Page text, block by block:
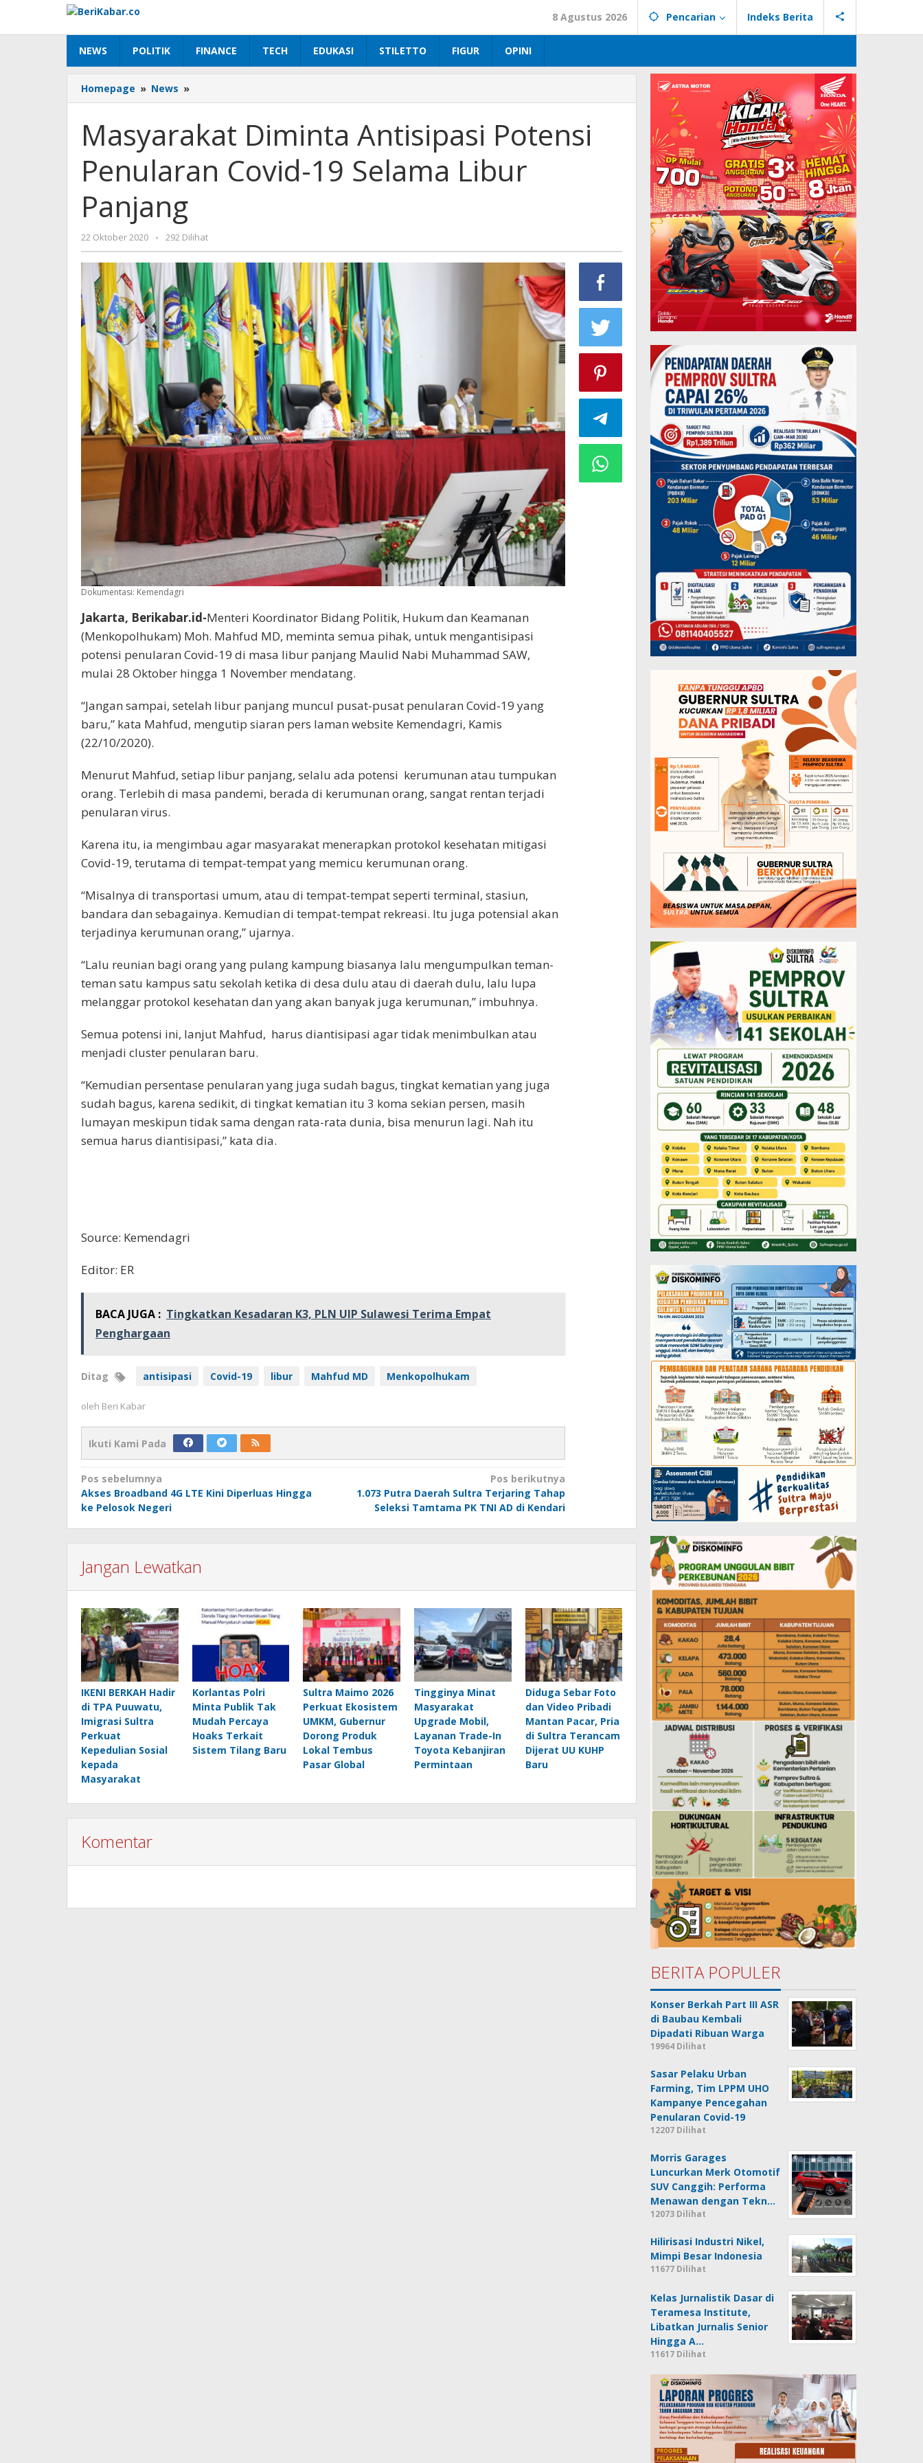
konten
8 Agustus 2026 Pencarian Indeks Berita
NEWS POLITIK FINANCE TECH EDUKASI STILETTO FIGUR OPINI
Homepage » News »
Diminta
Potensi
Penularan
19
Masyarakat Diminta Antisipasi Potensi
Penularan Covid-19 Selama Libur
Panjang
22 Oktober 2020
oleh
Beri
Kabar
- 292 Dilihat
Dokumentasi: Kemendagri
Jakarta, Berikabar.id-Menteri Koordinator Bidang Politik, Hukum dan Keamanan
(Menkopolhukam) Moh. Mahfud MD, meminta semua pihak, untuk mengantisipasi
potensi penularan Covid-19 di masa libur panjang Maulid Nabi Muhammad SAW,
mulai 28 Oktober hingga 1 November mendatang.
“Jangan sampai, setelah libur panjang muncul pusat-pusat penularan Covid-19 yang
baru,” kata Mahfud, mengutip siaran pers laman website Kemendagri, Kamis
(22/10/2020).
Menurut Mahfud, setiap libur panjang, selalu ada potensi kerumunan atau tumpukan
orang. Terlebih di masa pandemi, berada di kerumunan orang, sangat rentan terjadi
penularan virus.
Karena itu, ia mengimbau agar masyarakat menerapkan protokol kesehatan mitigasi
Covid-19, terutama di tempat-tempat yang memicu kerumunan orang.
“Misalnya di transportasi umum, atau di tempat-tempat seperti terminal, stasiun,
bandara dan sebagainya. Kemudian di tempat-tempat rekreasi. Itu juga potensial akan
terjadinya kerumunan orang,” ujarnya.
“Lalu reunian bagi orang yang pulang kampung biasanya lalu mengumpulkan teman-
teman satu kampus satu sekolah ketika di desa dulu atau di daerah dulu, lalu lupa
melanggar protokol kesehatan dan yang akan banyak juga kerumunan,” imbuhnya.
Semua potensi ini, lanjut Mahfud, harus diantisipasi agar tidak menimbulkan atau
menjadi cluster penularan baru.
“Kemudian persentase penularan yang juga sudah bagus, tingkat kematian yang juga
sudah bagus, karena sedikit, di tingkat kematian itu 3 koma sekian persen, masih
lumayan meskipun tidak sama dengan rata-rata dunia, bisa menurun lagi. Nah itu
semua harus diantisipasi,” kata dia.
Source: Kemendagri
Editor: ER
BACA JUGA : Tingkatkan Kesadaran K3, PLN UIP Sulawesi Terima Empat
Penghargaan
Ditag antisipasi Covid-19 libur Mahfud MD Menkopolhukam
oleh Beri Kabar
Ikuti Kami Pada
Navigasi
pos
Pos sebelumnya
Akses Broadband 4G LTE Kini Diperluas Hingga
ke Pelosok Negeri
Pos berikutnya
1.073 Putra Daerah Sultra Terjaring Tahap
Seleksi Tamtama PK TNI AD di Kendari
Jangan Lewatkan
IKENI BERKAH Hadir
di TPA Puuwatu,
Imigrasi Sultra
Perkuat
Kepedulian Sosial
kepada
Masyarakat
Korlantas Polri
Minta Publik Tak
Mudah Percaya
Hoaks Terkait
Sistem Tilang Baru
Sultra Maimo 2026
Perkuat Ekosistem
UMKM, Gubernur
Dorong Produk
Lokal Tembus
Pasar Global
Tingginya Minat
Masyarakat
Upgrade Mobil,
Layanan Trade-In
Toyota Kebanjiran
Permintaan
Diduga Sebar Foto
dan Video Pribadi
Mantan Pacar, Pria
di Sultra Terancam
Dijerat UU KUHP
Baru
Komentar
BERITA POPULER
Konser Berkah Part III ASR
di Baubau Kembali
Dipadati Ribuan Warga
19964 Dilihat
Sasar Pelaku Urban
Farming, Tim LPPM UHO
Kampanye Pencegahan
Penularan Covid-19
12207 Dilihat
Morris Garages
Luncurkan Merk Otomotif
SUV Canggih: Performa
Menawan dengan Tekn…
12073 Dilihat
Hilirisasi Industri Nikel,
Mimpi Besar Indonesia
11677 Dilihat
Kelas Jurnalistik Dasar di
Teramesa Institute,
Libatkan Jurnalis Senior
Hingga A…
11617 Dilihat